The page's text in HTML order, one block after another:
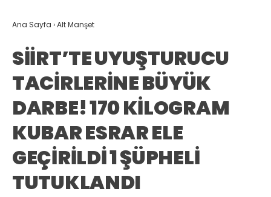
Ana Sayfa ›Alt Manşet
SİİRT’TE UYUŞTURUCU
TACİRLERİNE BÜYÜK
DARBE! 170 KİLOGRAM
KUBAR ESRAR ELE
GEÇİRİLDİ 1 ŞÜPHELİ
TUTUKLANDI